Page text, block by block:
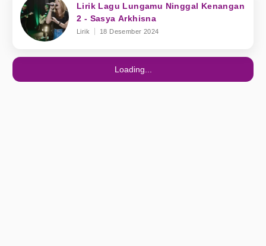
Lirik Lagu Lungamu Ninggal Kenangan
2 - Sasya Arkhisna
Lirik 18 Desember 2024
Loading...